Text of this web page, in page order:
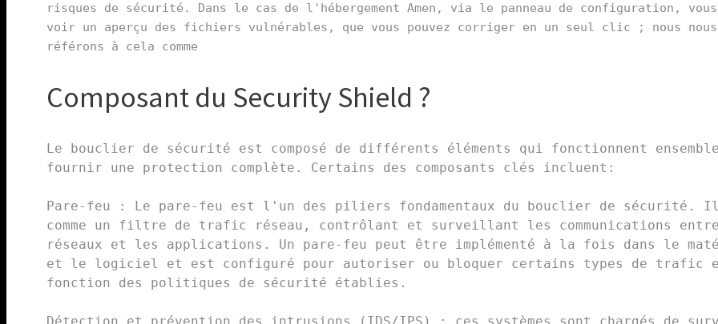
risques de sécurité. Dans le cas de l'hébergement Amen, via le panneau de configuration, vous
voir un aperçu des fichiers vulnérables, que vous pouvez corriger en un seul clic ; nous nous
référons à cela comme
Composant du Security Shield ?
Le bouclier de sécurité est composé de différents éléments qui fonctionnent
fournir une protection complète. Certains des composants clés incluent:
Pare-feu : Le pare-feu est l'un des piliers fondamentaux du bouclier de sécurité.
comme un filtre de trafic réseau, contrôlant et surveillant les communications
réseaux et les applications. Un pare-feu peut être implémenté à la fois dans le
et le logiciel et est configuré pour autoriser ou bloquer certains types de trafic
fonction des politiques de sécurité établies.